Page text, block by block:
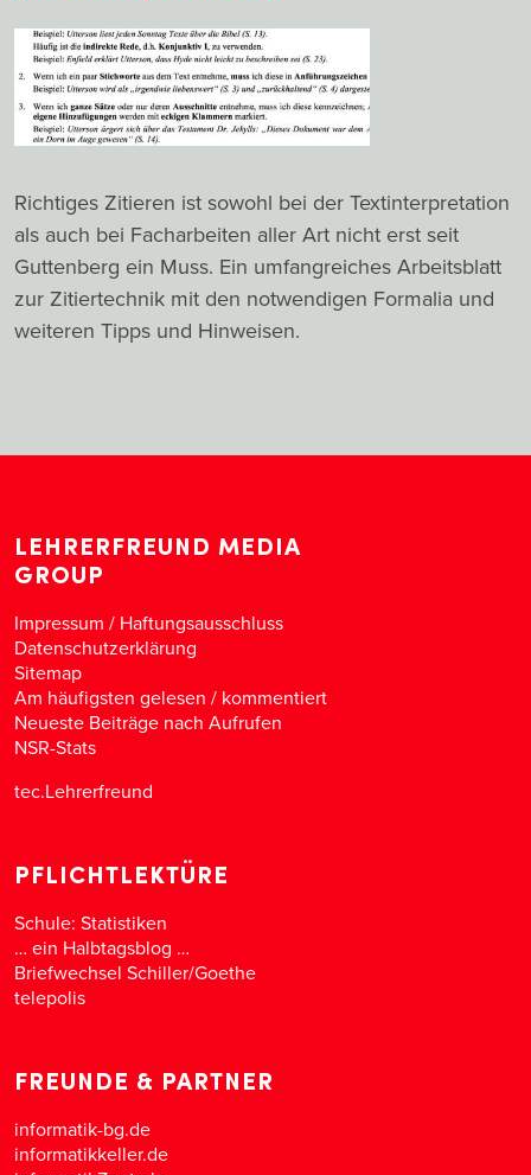
Richtiges Zitieren ist sowohl bei der Textinterpretation
als auch bei Facharbeiten aller Art nicht erst seit
Guttenberg ein Muss. Ein umfangreiches Arbeitsblatt
zur Zitiertechnik mit den notwendigen Formalia und
weiteren Tipps und Hinweisen.
LEHRERFREUND MEDIA
GROUP
Impressum / Haftungsausschluss
Datenschutzerklärung
Sitemap
Am häufigsten gelesen / kommentiert
Neueste Beiträge nach Aufrufen
NSR-Stats
tec.Lehrerfreund
PFLICHTLEKTÜRE
Schule: Statistiken
… ein Halbtagsblog …
Briefwechsel Schiller/Goethe
telepolis
FREUNDE & PARTNER
informatik-bg.de
informatikkeller.de